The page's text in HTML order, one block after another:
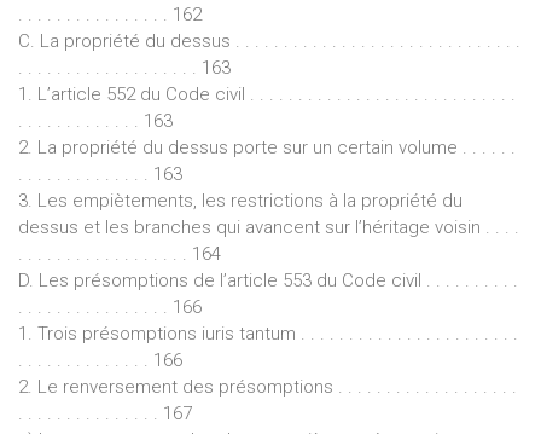
. . . . . . . . . . . . . . . . 162
C. La propriété du dessus . . . . . . . . . . . . . . . . . . . . . . . . . . . . . .
. . . . . . . . . . . . . . . . . . . 163
1. L’article 552 du Code civil . . . . . . . . . . . . . . . . . . . . . . . . . . . .
. . . . . . . . . . . . . 163
2. La propriété du dessus porte sur un certain volume . . . . . .
. . . . . . . . . . . . . . 163
3. Les empiètements, les restrictions à la propriété du
dessus et les branches qui avancent sur l’héritage voisin . . . .
. . . . . . . . . . . . . . . . . . 164
D. Les présomptions de l’article 553 du Code civil . . . . . . . . . .
. . . . . . . . . . . . . . . . 166
1. Trois présomptions iuris tantum . . . . . . . . . . . . . . . . . . . . . . .
. . . . . . . . . . . . . . 166
2. Le renversement des présomptions . . . . . . . . . . . . . . . . . . .
. . . . . . . . . . . . . . . 167